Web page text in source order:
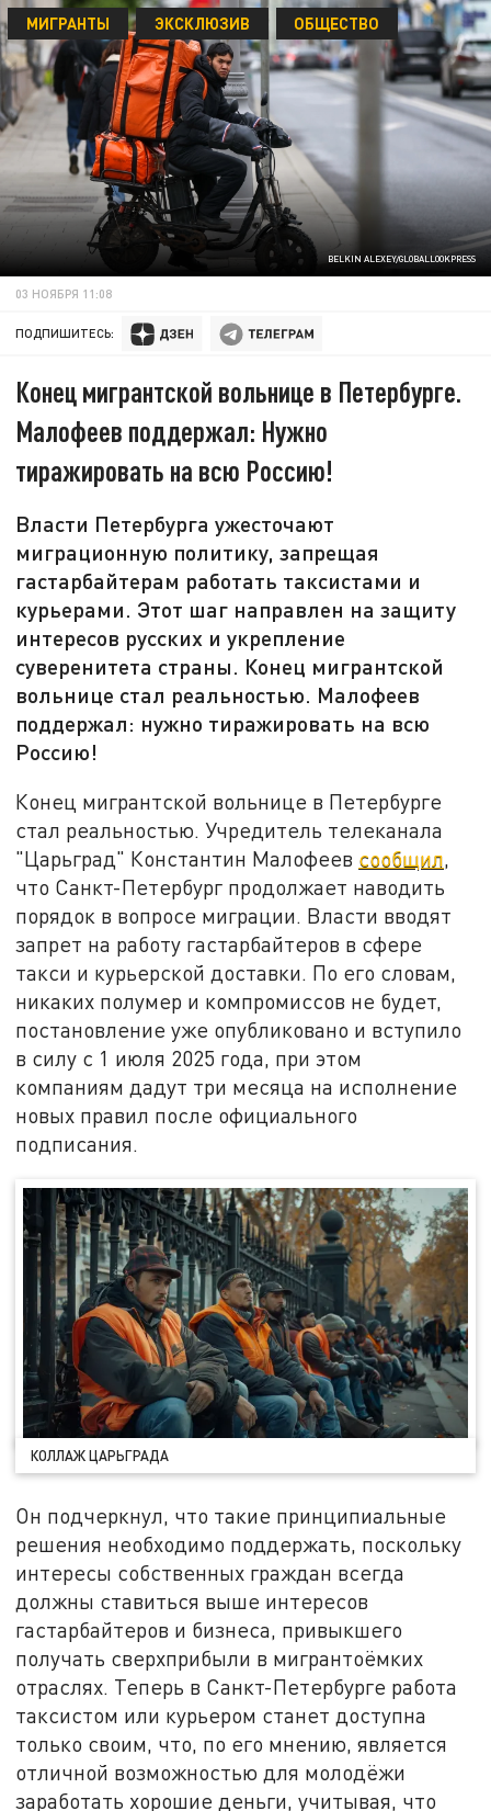
BELKIN ALEXEY/GLOBALLOOKPRESS
МИГРАНТЫ ЭКСКЛЮЗИВ ОБЩЕСТВО
03 НОЯБРЯ 11:08
ПОДПИШИТЕСЬ:
Конец мигрантской вольнице в Петербурге.
Малофеев поддержал: Нужно
тиражировать на всю Россию!
Власти Петербурга ужесточают
миграционную политику, запрещая
гастарбайтерам работать таксистами и
курьерами. Этот шаг направлен на защиту
интересов русских и укрепление
суверенитета страны. Конец мигрантской
вольнице стал реальностью. Малофеев
поддержал: нужно тиражировать на всю
Россию!
Конец мигрантской вольнице в Петербурге
стал реальностью. Учредитель телеканала
"Царьград" Константин Малофеев сообщил,
что Санкт-Петербург продолжает наводить
порядок в вопросе миграции. Власти вводят
запрет на работу гастарбайтеров в сфере
такси и курьерской доставки. По его словам,
никаких полумер и компромиссов не будет,
постановление уже опубликовано и вступило
в силу с 1 июля 2025 года, при этом
компаниям дадут три месяца на исполнение
новых правил после официального
подписания.
КОЛЛАЖ ЦАРЬГРАДА
Он подчеркнул, что такие принципиальные
решения необходимо поддержать, поскольку
интересы собственных граждан всегда
должны ставиться выше интересов
гастарбайтеров и бизнеса, привыкшего
получать сверхприбыли в мигрантоёмких
отраслях. Теперь в Санкт-Петербурге работа
таксистом или курьером станет доступна
только своим, что, по его мнению, является
отличной возможностью для молодёжи
заработать хорошие деньги, учитывая, что